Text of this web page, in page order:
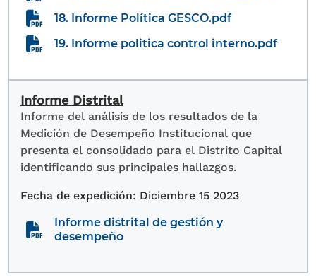
18. Informe Política GESCO.pdf
19. Informe politica control interno.pdf
Informe Distrital
Informe del análisis de los resultados de la
Medición de Desempeño Institucional que
presenta el consolidado para el Distrito Capital
identificando sus principales hallazgos.
Diciembre 15 2023
Informe distrital de gestión y
desempeño